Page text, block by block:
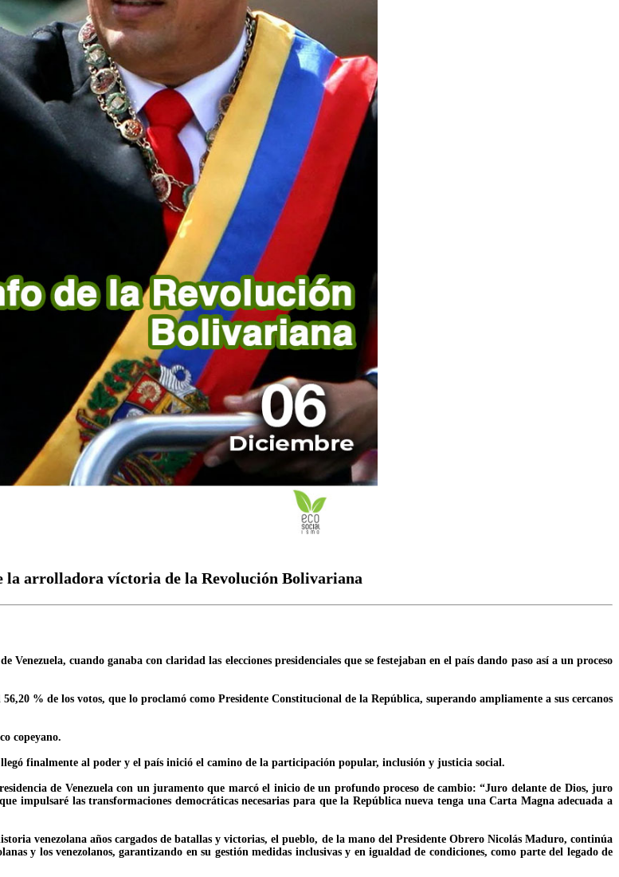
la arrolladora víctoria de la Revolución Bolivariana
cuando ganaba con claridad las elecciones presidenciales que se festejaban en el país dando paso así a un proceso
% de los votos, que lo proclamó como Presidente Constitucional de la República, superando ampliamente a sus cercanos
copeyano.
finalmente al poder y el país inició el camino de la participación popular, inclusión y justicia social.
de Venezuela con un juramento que marcó el inicio de un profundo proceso de cambio: “Juro delante de Dios, juro
impulsaré las transformaciones democráticas necesarias para que la República nueva tenga una Carta Magna adecuada a
venezolana años cargados de batallas y victorias, el pueblo, de la mano del Presidente Obrero Nicolás Maduro, continúa
y los venezolanos, garantizando en su gestión medidas inclusivas y en igualdad de condiciones, como parte del legado de